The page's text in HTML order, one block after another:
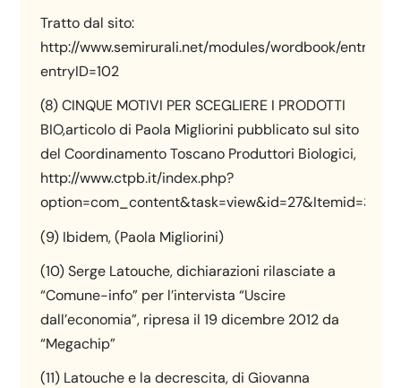
Tratto dal sito:
http://www.semirurali.net/modules/wordbook/
entryID=102
(8) CINQUE MOTIVI PER SCEGLIERE I PRODOTTI
BIO,articolo di Paola Migliorini pubblicato sul sito
del Coordinamento Toscano Produttori Biologici,
http://www.ctpb.it/index.php?
option=com_content&task=view&id=27&Itemid=37
(9) Ibidem, (Paola Migliorini)
(10) Serge Latouche, dichiarazioni rilasciate a
“Comune-info” per l’intervista “Uscire
dall’economia”, ripresa il 19 dicembre 2012 da
“Megachip”
(11) Latouche e la decrescita, di Giovanna